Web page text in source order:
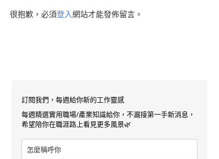
很抱歉，必須登入網站才能發佈留言。
訂閱我們，每週給你新的工作靈感
每週精選實用職場/產業知識給你，不漏接第一手新消息，
希望陪你在職涯路上看見更多風景🌿